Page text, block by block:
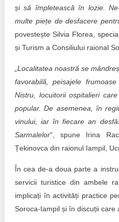
și să împletească în lozie.
multe piețe de desfacere
povestește Silvia Florea,
și Turism a Consiliului raional
Localitatea noastră se
favorabilă, peisajele
Nistru, locuitorii ospitalieri
popular. De asemenea, în
vinului, iar în fiecare an
Sarmalelor”, spune Irina
Țekinovca din raionul Iampil,
În cea de-a doua parte a
servicii turistice din ambele
implicați în activități practice
Soroca-Iampil și în discuții care